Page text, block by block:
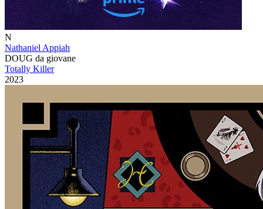
N
Nathaniel Appiah
DOUG da giovane
Totally Killer
2023